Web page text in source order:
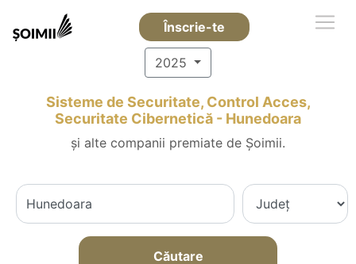
Înscrie-te
2025
Sisteme de Securitate, Control Acces,
Securitate Cibernetică - Hunedoara
și alte companii premiate de Șoimii.
Căutare